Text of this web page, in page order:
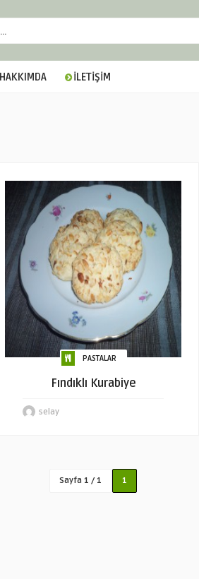
HAKKIMDA İLETİŞİM
PASTALAR
Fındıklı Kurabiye
selay
Sayfa 1 / 1 1